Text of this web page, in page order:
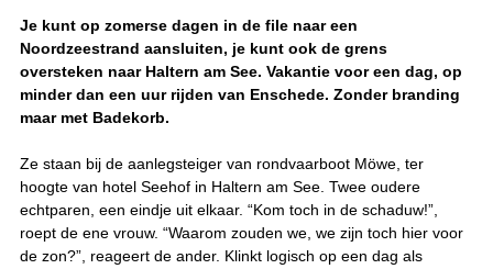
v
n
d
e
e
r
Je kunt op zomerse dagen in de file naar een
Noordzeestrand aansluiten, je kunt ook de grens
oversteken naar Haltern am See. Vakantie voor een dag, op
minder dan een uur rijden van Enschede. Zonder branding
maar met Badekorb.
Ze staan bij de aanlegsteiger van rondvaarboot Möwe, ter
hoogte van hotel Seehof in Haltern am See. Twee oudere
echtparen, een eindje uit elkaar. “Kom toch in de schaduw!”,
roept de ene vrouw. “Waarom zouden we, we zijn toch hier voor
de zon?”, reageert de ander. Klinkt logisch op een dag als